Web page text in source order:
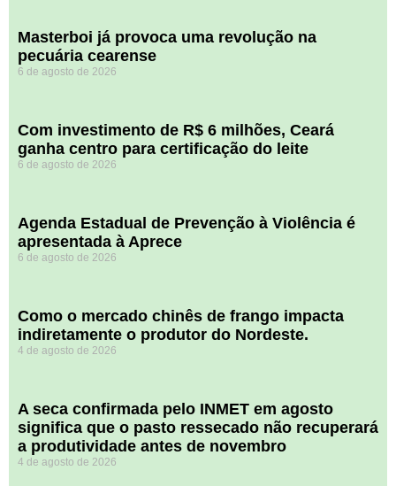
Masterboi já provoca uma revolução na
pecuária cearense
6 de agosto de 2026
Com investimento de R$ 6 milhões, Ceará
ganha centro para certificação do leite
6 de agosto de 2026
Agenda Estadual de Prevenção à Violência é
apresentada à Aprece
6 de agosto de 2026
​Como o mercado chinês de frango impacta
indiretamente o produtor do Nordeste.
4 de agosto de 2026
A seca confirmada pelo INMET em agosto
significa que o pasto ressecado não recuperará
a produtividade antes de novembro
4 de agosto de 2026